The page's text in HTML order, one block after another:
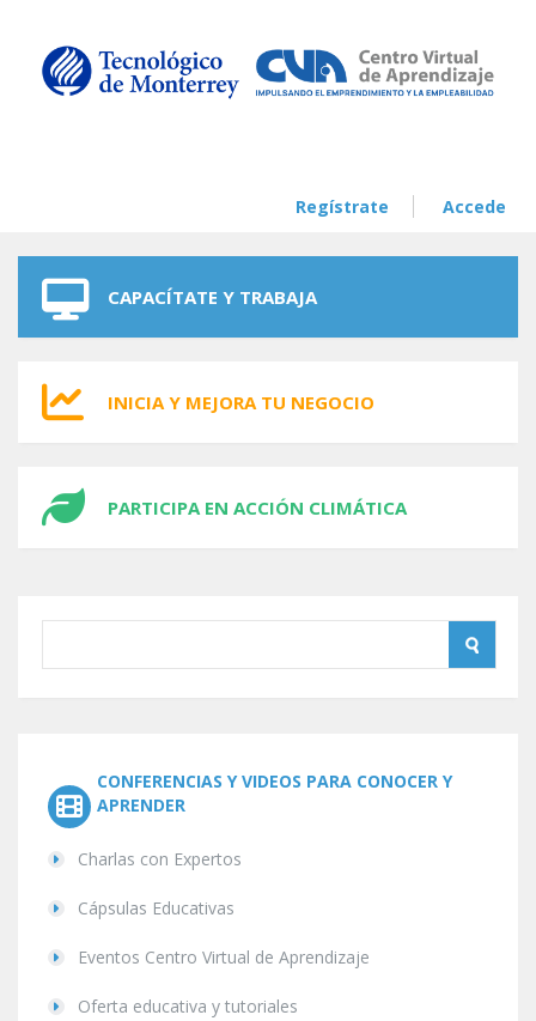
Regístrate Accede
CAPACÍTATE Y TRABAJA
INICIA Y MEJORA TU NEGOCIO
PARTICIPA EN ACCIÓN CLIMÁTICA
CONFERENCIAS Y VIDEOS PARA CONOCER Y
APRENDER
Charlas con Expertos
Cápsulas Educativas
Eventos Centro Virtual de Aprendizaje
Oferta educativa y tutoriales